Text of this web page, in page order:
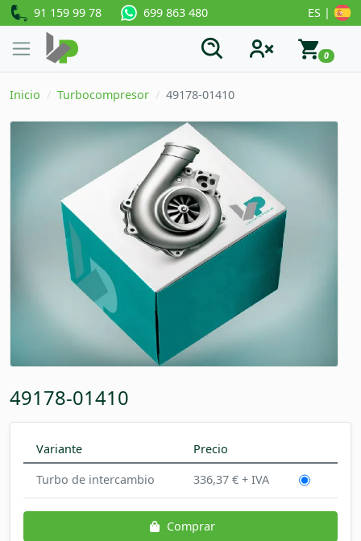
91 159 99 78 699 863 480 ES |
0
Inicio Turbocompresor 49178-01410
49178-01410
Variante
Precio
Turbo de intercambio
336,37 € + IVA
Comprar